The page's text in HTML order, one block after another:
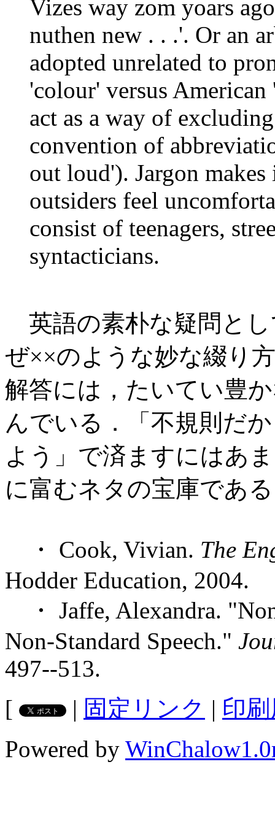
Vizes way zom yoars
nuthen new . . .'. Or an
adopted unrelated to
'colour' versus
act as a way of
convention of
out loud'). Jargon
outsiders feel
consist of teenagers,
syntacticians.
英語の素朴な疑問と
ぜ××のような妙な綴り
解答には，たいてい豊
んでいる．「不規則だ
よう」で済ますにはあ
に富むネタの宝庫であ
・ Cook, Vivian. The
Hodder Education, 2004.
・ Jaffe, Alexandra.
Non-Standard Speech."
497--513.
[
| 固定リンク | 印
Powered by